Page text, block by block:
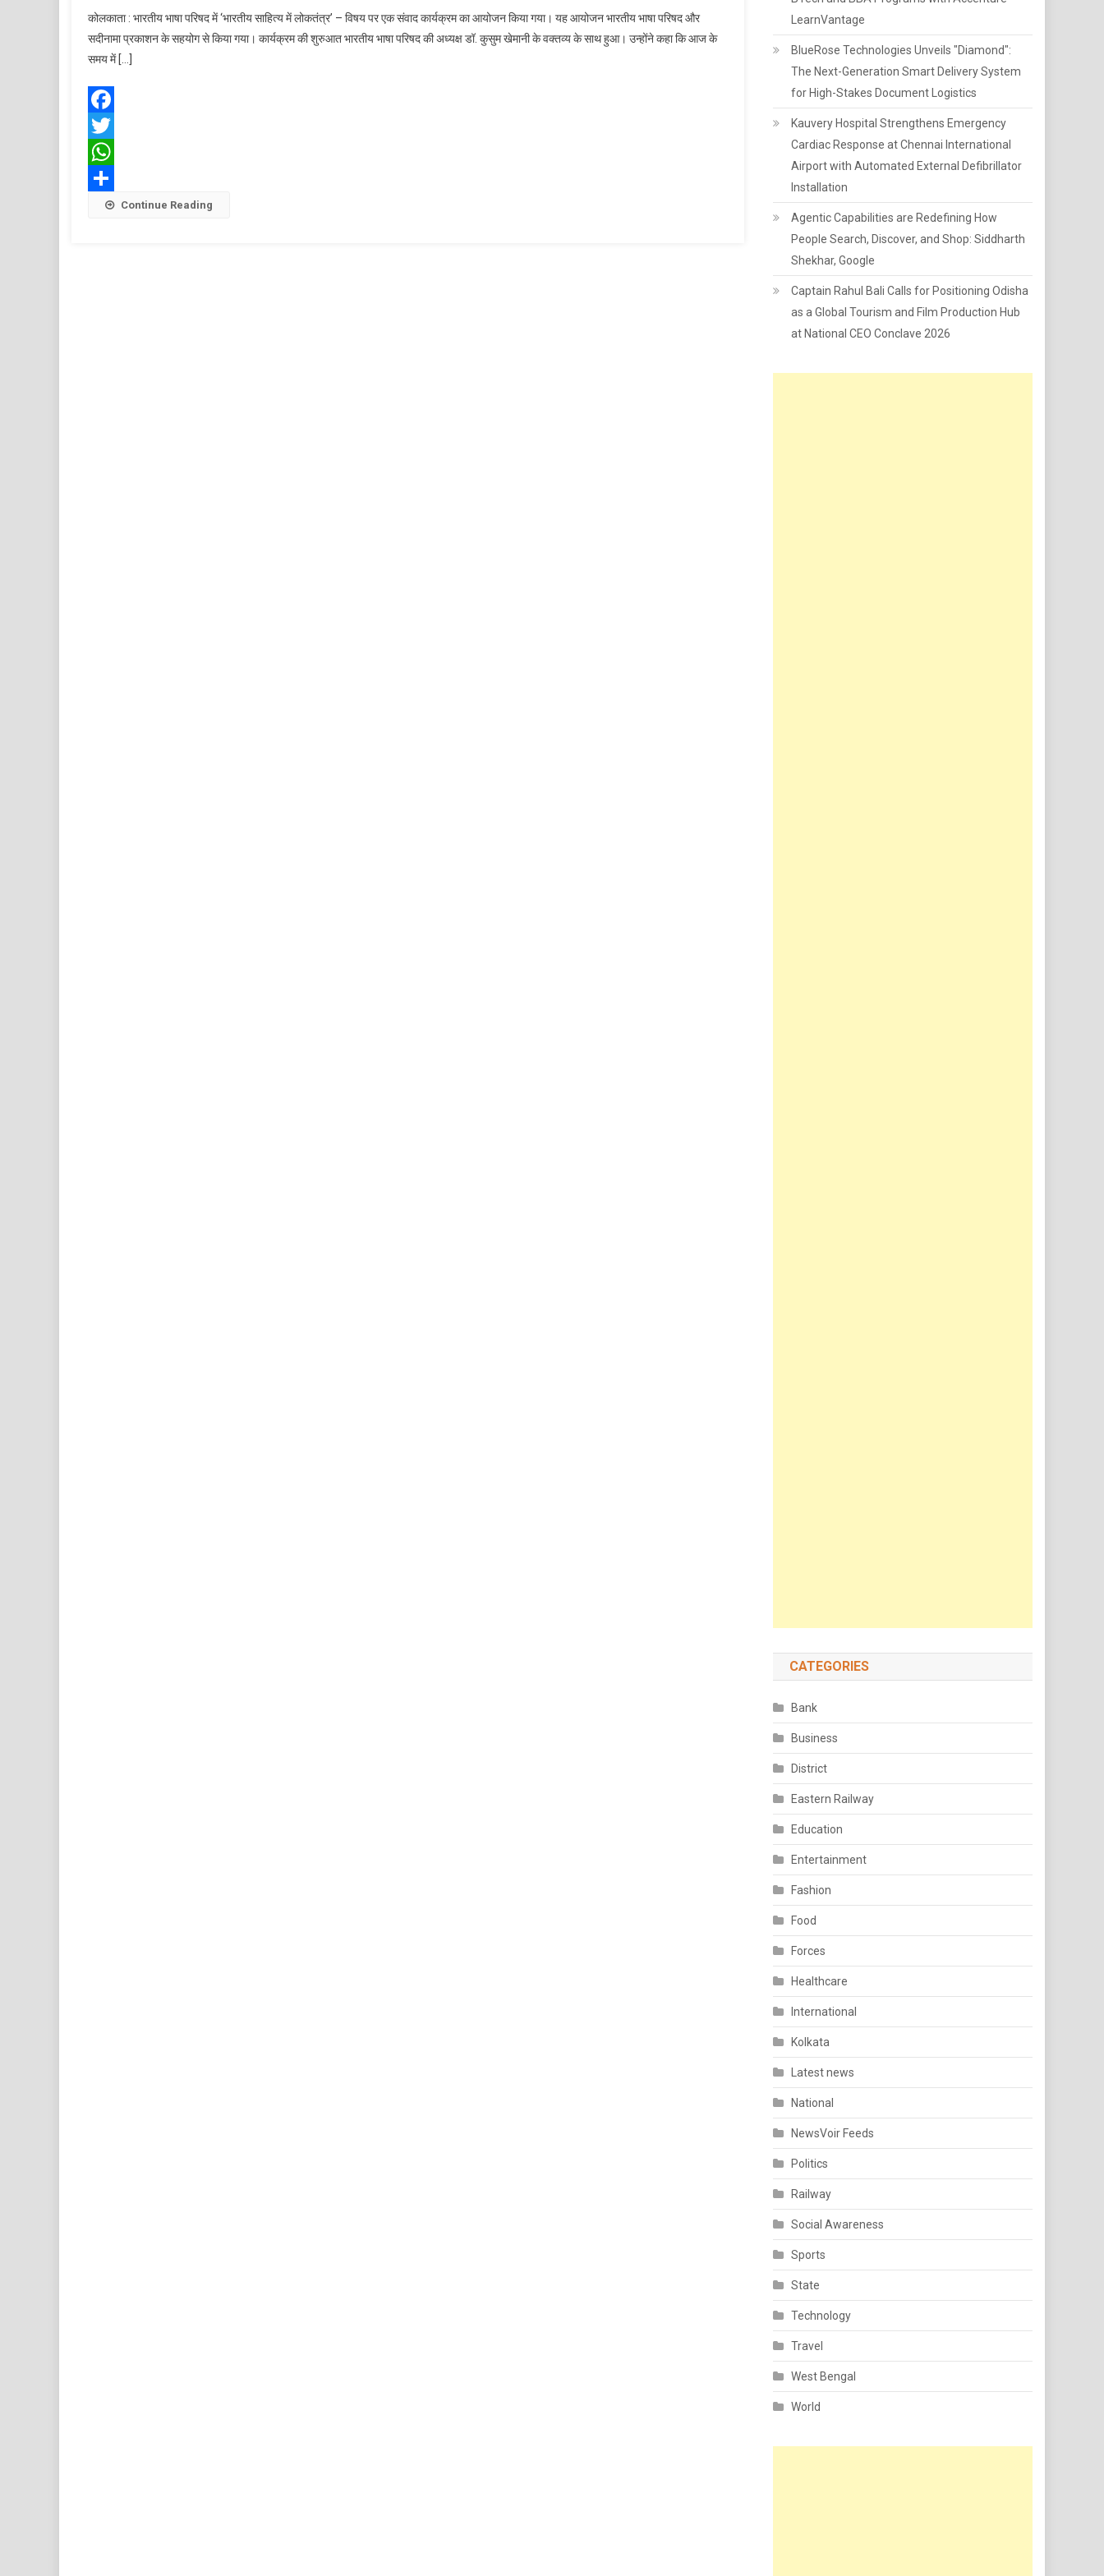
साहित्य
में
कोलकाता : भारतीय भाषा परिषद में ‘भारतीय साहित्य में लोकतंत्र’ – विषय पर एक संवाद कार्यक्रम का आयोजन किया गया। यह आयोजन भारतीय भाषा परिषद और
सदीनामा प्रकाशन के सहयोग से किया गया। कार्यक्रम की शुरुआत भारतीय भाषा परिषद की अध्यक्ष डॉ. कुसुम खेमानी के वक्तव्य के साथ हुआ। उन्होंने कहा कि आज के
समय में […]
Facebook
Twitter
WhatsApp
Share Continue Reading
LearnVantage
BlueRose Technologies Unveils "Diamond":
The Next-Generation Smart Delivery System
for High-Stakes Document Logistics
Kauvery Hospital Strengthens Emergency
Cardiac Response at Chennai International
Airport with Automated External Defibrillator
Installation
Agentic Capabilities are Redefining How
People Search, Discover, and Shop: Siddharth
Shekhar, Google
Captain Rahul Bali Calls for Positioning Odisha
as a Global Tourism and Film Production Hub
at National CEO Conclave 2026
CATEGORIES
Bank
Business
District
Eastern Railway
Education
Entertainment
Fashion
Food
Forces
Healthcare
International
Kolkata
Latest news
National
NewsVoir Feeds
Politics
Railway
Social Awareness
Sports
State
Technology
Travel
West Bengal
World